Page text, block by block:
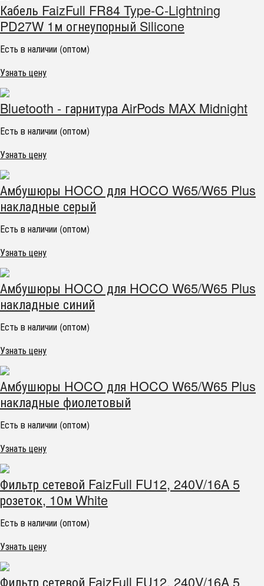
Кабель FaizFull FR84 Type-C-Lightning
PD27W 1м огнеупорный Silicone
Есть в наличии (оптом)
Узнать цену
Bluetooth - гарнитура AirPods MAX Midnight
Есть в наличии (оптом)
Узнать цену
Амбушюры HOCO для HOCO W65/W65 Plus
накладные серый
Есть в наличии (оптом)
Узнать цену
Амбушюры HOCO для HOCO W65/W65 Plus
накладные синий
Есть в наличии (оптом)
Узнать цену
Амбушюры HOCO для HOCO W65/W65 Plus
накладные фиолетовый
Есть в наличии (оптом)
Узнать цену
Фильтр сетевой FaizFull FU12, 240V/16A 5
розеток, 10м White
Есть в наличии (оптом)
Узнать цену
Фильтр сетевой FaizFull FU12, 240V/16A 5